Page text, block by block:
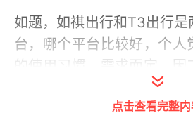
如题，如祺出行和T3出行是
台，哪个平台比较好，个人
的使用习惯、需求而定。因
行的需求，本人都会使用到
十几次的使用频次，基本是
点击查看完整